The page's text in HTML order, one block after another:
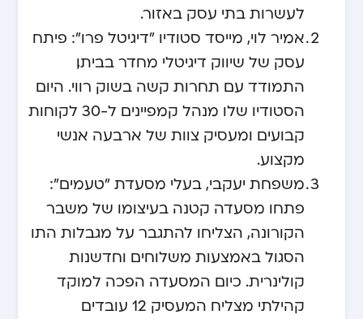
לעשרות בתי עסק באזור.
אמיר לוי, מייסד סטודיו "דיגיטל פרו": פיתח
עסק של שיווק דיגיטלי מחדר בביתו,
התמודד עם תחרות קשה בשוק רווי. היום
הסטודיו שלו מנהל קמפיינים ל-30 לקוחות
קבועים ומעסיק צוות של ארבעה אנשי
מקצוע.
משפחת יעקבי, בעלי מסעדת "טעמים":
פתחו מסעדה קטנה בעיצומו של משבר
הקורונה, הצליחו להתגבר על מגבלות התו
הסגול באמצעות משלוחים וחדשנות
קולינרית. כיום המסעדה הפכה למוקד
קהילתי מצליח המעסיק 12 עובדים